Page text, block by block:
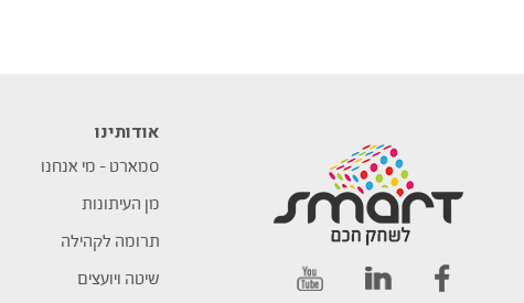
אודותינו
סמארט – מי אנחנו
מן העיתונות
תרומה לקהילה
שיטה ויועצים